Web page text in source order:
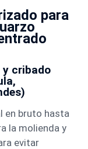
para
cribado
en bruto hasta
la molienda y
evitar